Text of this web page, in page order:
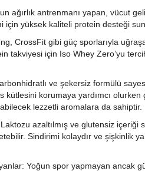
ağırlık antrenmanı yapan, vücut
için yüksek kaliteli protein desteği
CrossFit gibi güç sporlarıyla
takviyesi için Iso Whey Zero’yu
ve şekersiz formülü
kütlesini korumaya yardımcı
lezzetli aromalara da sahiptir.
azaltılmış ve glutensiz içeriği
Sindirimi kolaydır ve şişkinlik
Yoğun spor yapmayan ancak